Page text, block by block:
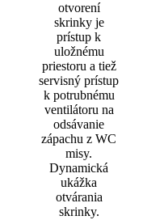
otvorení
skrinky je
prístup k
uložnému
priestoru a tiež
servisný prístup
k potrubnému
ventilátoru na
odsávanie
zápachu z WC
misy.
Dynamická
ukážka
otvárania
skrinky.